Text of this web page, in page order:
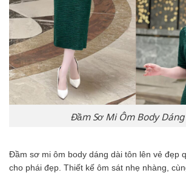
Đầm Sơ Mi Ôm Body
Đầm sơ mi ôm body dáng dài tôn lên vẻ đẹp
cho phái đẹp. Thiết kế ôm sát nhẹ nhàng,